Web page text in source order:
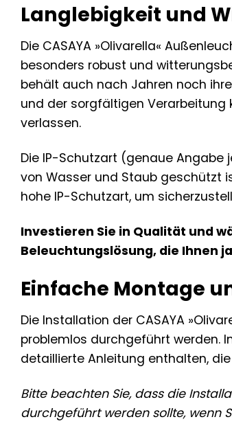
Langlebigkeit und
Die CASAYA »Olivarella«
besonders robust und
behält auch nach Jahren noch
und der sorgfältigen Verarbeitung
verlassen.
Die IP-Schutzart (genaue Angabe
von Wasser und Staub geschützt
hohe IP-Schutzart, um
Investieren Sie in Qualität und
Beleuchtungslösung, die Ihnen
Einfache Montage
Die Installation der CASAYA
problemlos durchgeführt werden.
detaillierte Anleitung enthalten,
Bitte beachten Sie, dass die
durchgeführt werden sollte, wenn